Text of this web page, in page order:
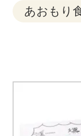
あおもり